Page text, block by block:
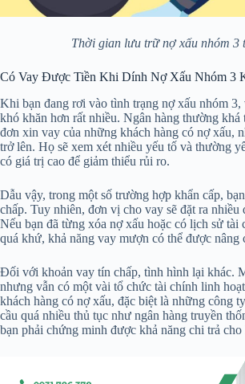
Thời gian lưu trữ nợ xấu nhóm 3
Có Vay Được Tiền Khi Dính Nợ Xấu Nhóm 3
Khi bạn đang rơi vào tình trạng nợ xấu nhóm 3,
khó khăn hơn rất nhiều. Ngân hàng thường
đơn xin vay của những khách hàng có nợ xấu,
trở lên. Họ sẽ xem xét nhiều yếu tố và thường
có giá trị cao để giảm thiểu rủi ro.
Dẫu vậy, trong một số trường hợp khẩn cấp,
chấp. Tuy nhiên, đơn vị cho vay sẽ đặt ra nhiều
Nếu bạn đã từng xóa nợ xấu hoặc có lịch sử tài
quá khứ, khả năng vay mượn có thể được nâng
Đối với khoản vay tín chấp, tình hình lại khác.
nhưng vẫn có một vài tổ chức tài chính linh
khách hàng có nợ xấu, đặc biệt là những công
cầu quá nhiều thủ tục như ngân hàng truyền
bạn phải chứng minh được khả năng chi trả